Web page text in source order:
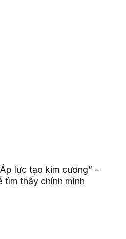
lực tạo kim cương” –
tìm thấy chính mình